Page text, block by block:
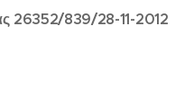
26352/839/28-11-2012